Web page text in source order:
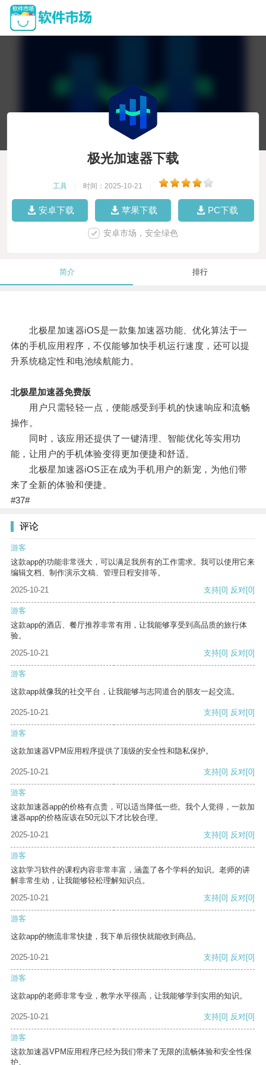
极光加速器下载
工具 时间：2025-10-21
安卓下载 苹果下载 PC下载
安卓市场，安全绿色
简介 排行
北极星加速器iOS是一款集加速器功能、优化算法于一
体的手机应用程序，不仅能够加快手机运行速度，还可以提
升系统稳定性和电池续航能力。
北极星加速器免费版
用户只需轻轻一点，便能感受到手机的快速响应和流畅
操作。
同时，该应用还提供了一键清理、智能优化等实用功
能，让用户的手机体验变得更加便捷和舒适。
北极星加速器iOS正在成为手机用户的新宠，为他们带
来了全新的体验和便捷。
#37#
评论
游客
这款app的功能非常强大，可以满足我所有的工作需求。我可以使用它来
编辑文档、制作演示文稿、管理日程安排等。
2025-10-21
支持[0] 反对[0]
游客
这款app的酒店、餐厅推荐非常有用，让我能够享受到高品质的旅行体
验。
2025-10-21
支持[0] 反对[0]
游客
这款app就像我的社交平台，让我能够与志同道合的朋友一起交流。
2025-10-21 支持[0] 反对[0]
游客
这款加速器VPM应用程序提供了顶级的安全性和隐私保护。
2025-10-21 支持[0] 反对[0]
游客
这款加速器app的价格有点贵，可以适当降低一些。我个人觉得，一款加
速器app的价格应该在50元以下才比较合理。
2025-10-21
支持[0] 反对[0]
游客
这款学习软件的课程内容非常丰富，涵盖了各个学科的知识。老师的讲
解非常生动，让我能够轻松理解知识点。
2025-10-21
支持[0] 反对[0]
游客
这款app的物流非常快捷，我下单后很快就能收到商品。
2025-10-21 支持[0] 反对[0]
游客
这款app的老师非常专业，教学水平很高，让我能够学到实用的知识。
2025-10-21 支持[0] 反对[0]
游客
这款加速器VPM应用程序已经为我们带来了无限的流畅体验和安全性保
护。